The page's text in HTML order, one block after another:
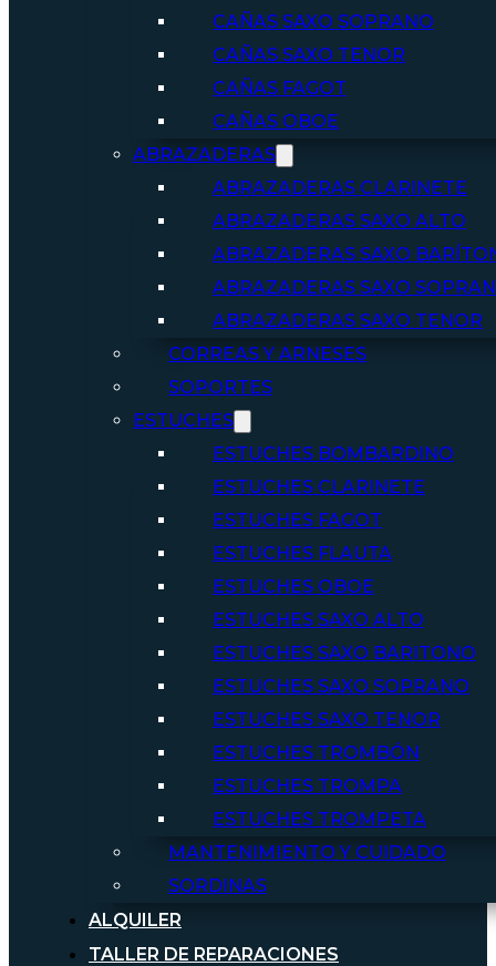
CAÑAS SAXO SOPRANO
CAÑAS SAXO TENOR
CAÑAS FAGOT
CAÑAS OBOE
ABRAZADERAS
ABRAZADERAS CLARINETE
ABRAZADERAS SAXO ALTO
ABRAZADERAS SAXO
ABRAZADERAS SAXO
ABRAZADERAS SAXO TENOR
CORREAS Y ARNESES
SOPORTES
ESTUCHES
ESTUCHES BOMBARDINO
ESTUCHES CLARINETE
ESTUCHES FAGOT
ESTUCHES FLAUTA
ESTUCHES OBOE
ESTUCHES SAXO ALTO
ESTUCHES SAXO BARITONO
ESTUCHES SAXO SOPRANO
ESTUCHES SAXO TENOR
ESTUCHES TROMBÓN
ESTUCHES TROMPA
ESTUCHES TROMPETA
MANTENIMIENTO Y CUIDADO
SORDINAS
ALQUILER
TALLER DE REPARACIONES